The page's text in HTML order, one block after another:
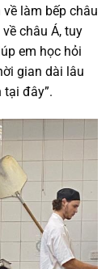
làm bếp châu
châu Á, tuy
em học hỏi
gian dài lâu
đây”.